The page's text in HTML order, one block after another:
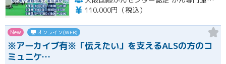
110,000円（税込）
New オンライン(WEB)
※アーカイブ有※「伝えたい」を支えるALSの方のコ
ミュニケ…